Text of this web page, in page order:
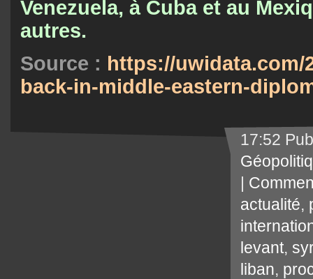
Venezuela, à Cuba et au
autres.
Source : https://uwidata.com/
back-in-middle-eastern-
17:52
|
actualité,
levant,
liban,